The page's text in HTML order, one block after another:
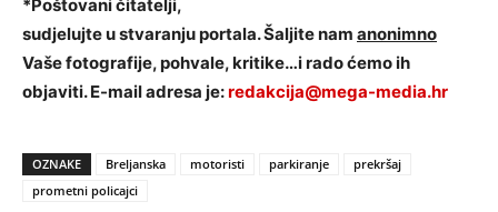
*Poštovani čitatelji,
sudjelujte u stvaranju portala. Šaljite nam anonimno
Vaše fotografije, pohvale, kritike…i rado ćemo ih
objaviti. E-mail adresa je:redakcija@mega-media.hr
OZNAKE Breljanska motoristi parkiranje
prekršaj
prometni policajci